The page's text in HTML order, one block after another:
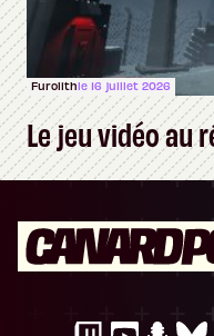
Furolithle 16 juillet 2026
Le jeu vidéo au